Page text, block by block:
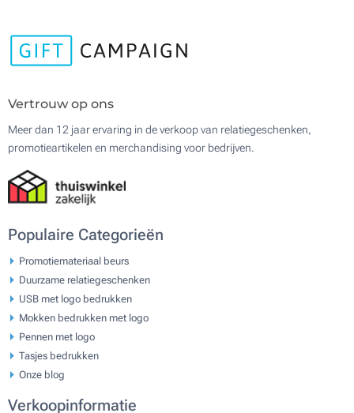
Vertrouw op ons
Meer dan 12 jaar ervaring in de verkoop van relatiegeschenken,
promotieartikelen en merchandising voor bedrijven.
Populaire Categorieën
Promotiemateriaal beurs
Duurzame relatiegeschenken
USB met logo bedrukken
Mokken bedrukken met logo
Pennen met logo
Tasjes bedrukken
Onze blog
Verkoopinformatie